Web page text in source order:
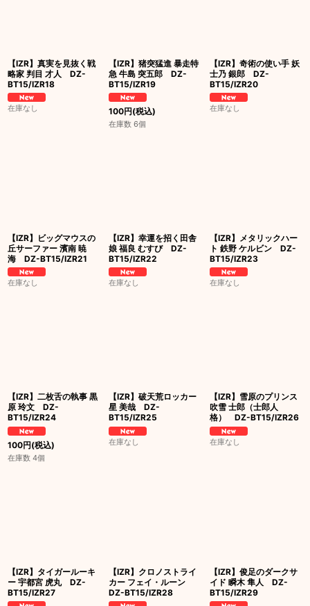
【IZR】真実を見抜く戦
略家 判目 才人 DZ-
BT15/IZR18
在庫なし
【IZR】猪突猛進 暴走特
急 牛島 突五郎 DZ-
BT15/IZR19
100円(税込)
在庫数 6個
【IZR】奇術の使い手 妖
士乃 銀郎 DZ-
BT15/IZR20
在庫なし
【IZR】ビッグマウスの
丘サーファー 濱南 暁
海 DZ-BT15/IZR21
在庫なし
【IZR】幸運を招く田舎
娘 福良 むすび DZ-
BT15/IZR22
在庫なし
【IZR】メタリックハー
ト 鉄野 ケルビン DZ-
BT15/IZR23
在庫なし
【IZR】二枚舌の執事 黒
原 玲文 DZ-
BT15/IZR24
100円(税込)
在庫数 4個
【IZR】破天荒ロッカー
星 美哉 DZ-
BT15/IZR25
在庫なし
【IZR】雪原のプリンス
吹雪 士郎（士郎人
格） DZ-BT15/IZR26
在庫なし
【IZR】タイガールーキ
ー 宇都宮 虎丸 DZ-
BT15/IZR27
【IZR】クロノストライ
カー フェイ・ルーン
DZ-BT15/IZR28
【IZR】俊足のダークサ
イド 瞬木 隼人 DZ-
BT15/IZR29